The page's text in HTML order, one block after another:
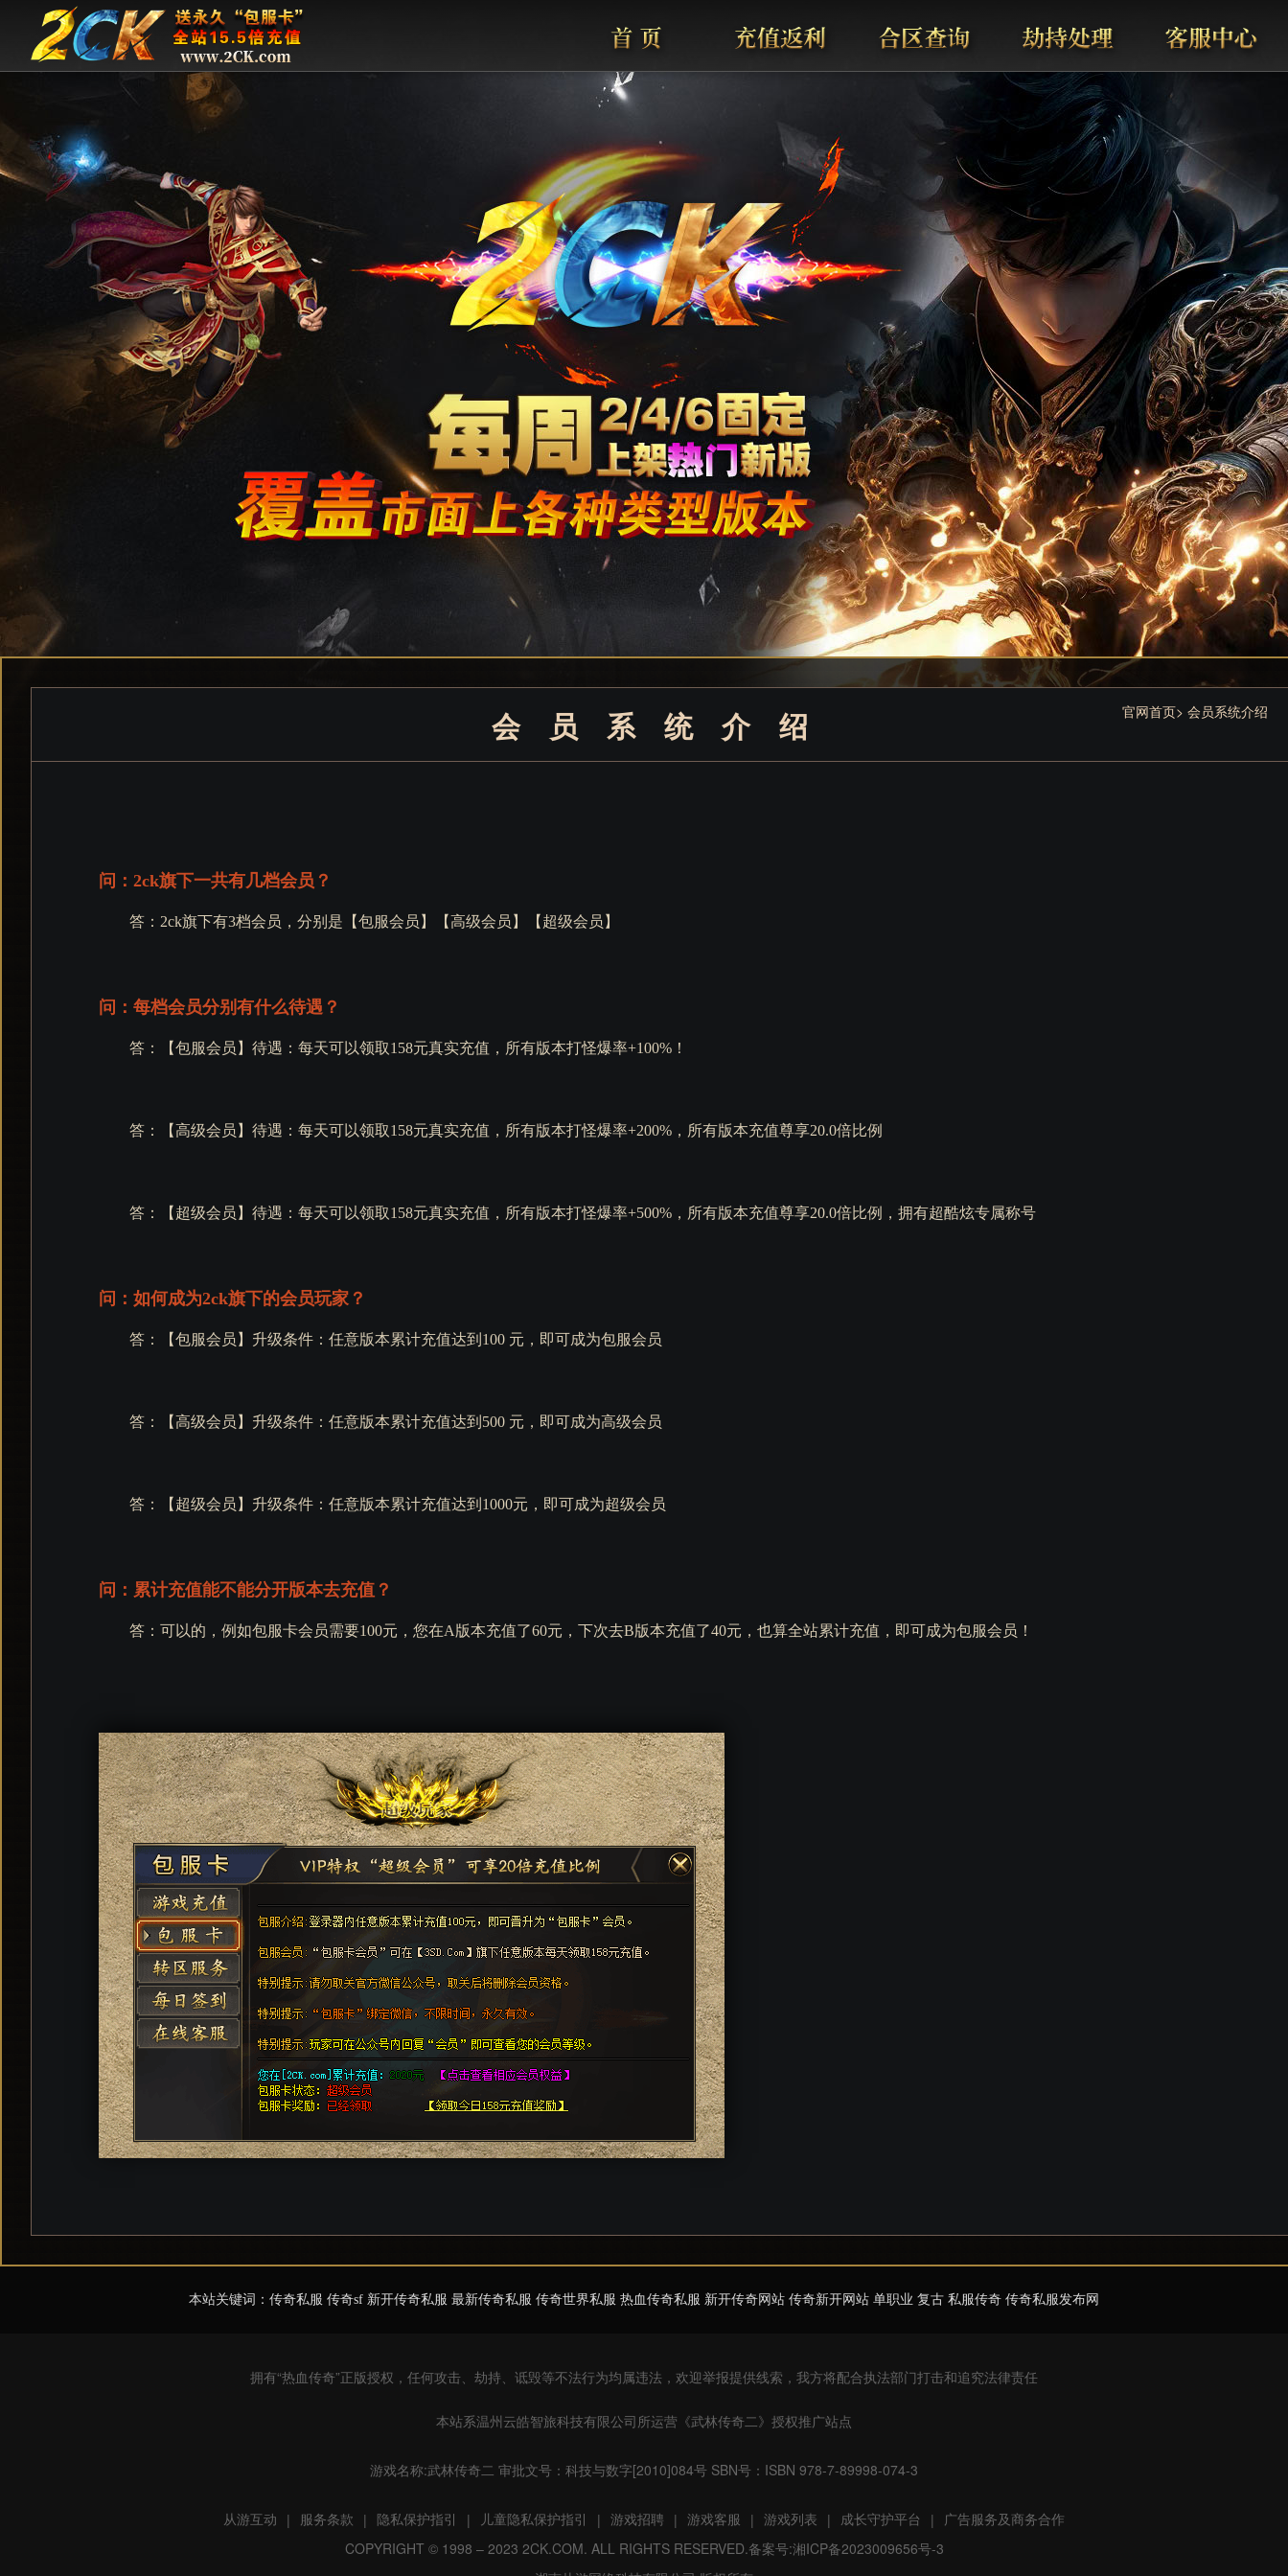
官网首页> 会员系统介绍
会员系统介绍
问：2ck旗下一共有几档会员？
答：2ck旗下有3档会员，分别是【包服会员】【高级会员】【超级会员】
问：每档会员分别有什么待遇？
答：【包服会员】待遇：每天可以领取158元真实充值，所有版本打怪爆率+100%！
答：【高级会员】待遇：每天可以领取158元真实充值，所有版本打怪爆率+200%，所有版本充值尊享20.0倍比例
答：【超级会员】待遇：每天可以领取158元真实充值，所有版本打怪爆率+500%，所有版本充值尊享20.0倍比例，拥有超酷炫专属称号
问：如何成为2ck旗下的会员玩家？
答：【包服会员】升级条件：任意版本累计充值达到100 元，即可成为包服会员
答：【高级会员】升级条件：任意版本累计充值达到500 元，即可成为高级会员
答：【超级会员】升级条件：任意版本累计充值达到1000元，即可成为超级会员
问：累计充值能不能分开版本去充值？
答：可以的，例如包服卡会员需要100元，您在A版本充值了60元，下次去B版本充值了40元，也算全站累计充值，即可成为包服会员！
本站关键词：传奇私服 传奇sf 新开传奇私服 最新传奇私服 传奇世界私服 热血传奇私服 新开传奇网站 传奇新开网站 单职业 复古 私服传奇 传奇私服发布网
拥有“热血传奇”正版授权，任何攻击、劫持、诋毁等不法行为均属违法，欢迎举报提供线索，我方将配合执法部门打击和追究法律责任
本站系温州云皓智旅科技有限公司所运营《武林传奇二》授权推广站点
游戏名称:武林传奇二 审批文号：科技与数字[2010]084号 SBN号：ISBN 978-7-89998-074-3
从游互动 | 服务条款 | 隐私保护指引 | 儿童隐私保护指引 | 游戏招聘 | 游戏客服 | 游戏列表 | 成长守护平台 | 广告服务及商务合作
COPYRIGHT © 1998 – 2023 2CK.COM. ALL RIGHTS RESERVED.备案号:湘ICP备2023009656号-3